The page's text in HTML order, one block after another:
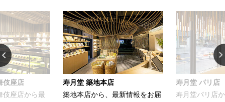
伎座店
伎座店から最
寿月堂 築地本店
築地本店から、最新情報をお届
寿月堂 パリ店
寿月堂パリ店